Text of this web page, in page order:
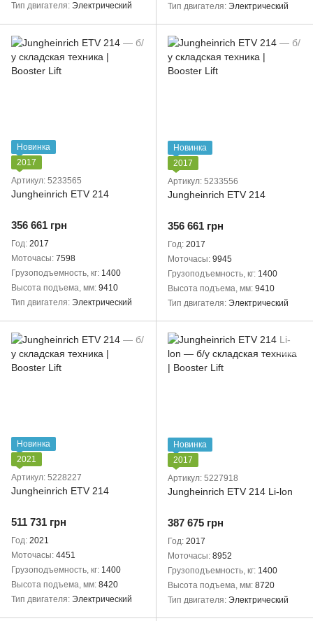
Тип двигателя Электрический
Тип двигателя Электрический
Новинка
2017
Артикул: 5233565
Jungheinrich ETV 214
356 661 грн
Год 2017
Моточасы 7598
Грузоподъемность, кг 1400
Высота подъема, мм 9410
Тип двигателя Электрический
Новинка
2017
Артикул: 5233556
Jungheinrich ETV 214
356 661 грн
Год 2017
Моточасы 9945
Грузоподъемность, кг 1400
Высота подъема, мм 9410
Тип двигателя Электрический
Новинка
2021
Артикул: 5228227
Jungheinrich ETV 214
511 731 грн
Год 2021
Моточасы 4451
Грузоподъемность, кг 1400
Высота подъема, мм 8420
Тип двигателя Электрический
Новинка
2017
Артикул: 5227918
Jungheinrich ETV 214 Li-lon
387 675 грн
Год 2017
Моточасы 8952
Грузоподъемность, кг 1400
Высота подъема, мм 8720
Тип двигателя Электрический